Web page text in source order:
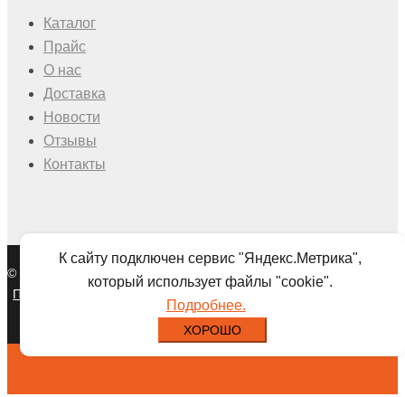
Каталог
Прайс
О нас
Доставка
Новости
Отзывы
Контакты
© 2026 ООО "УралМет-Сибирь".
Разработка сайта.
Политика в отношении обработки
персональных данных
|
К сайту подключен сервис "Яндекс.Метрика",
который использует файлы "cookie".
Подробнее.
ХОРОШО